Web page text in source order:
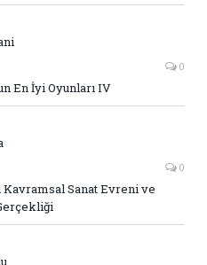
0
En İyi Oyunları IV
0
Kavramsal Sanat Evreni ve